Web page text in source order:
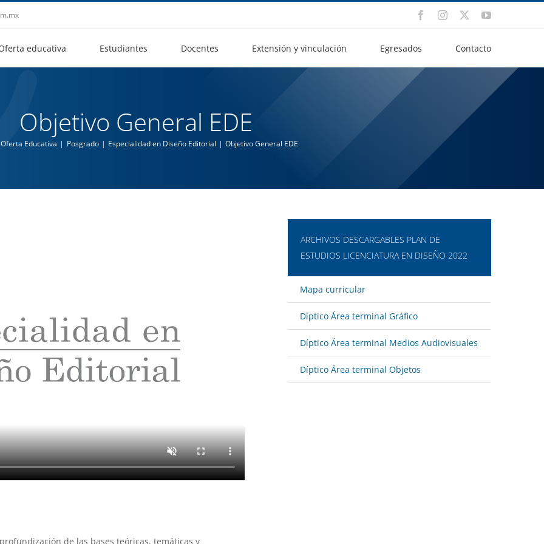
FacebookInstagram YouTube
educativa Estudiantes Docentes Extensión y vinculación Egresados Contacto
Objetivo General EDE
Oferta Educativa Posgrado Especialidad en Diseño Editorial Objetivo General EDE
de las bases teóricas, temáticas y
ARCHIVOS DESCARGABLES PLAN DE
ESTUDIOS LICENCIATURA EN DISEÑO 2022
Mapa curricular
Díptico Área terminal Gráfico
Díptico Área terminal Medios Audiovisuales
Díptico Área terminal Objetos